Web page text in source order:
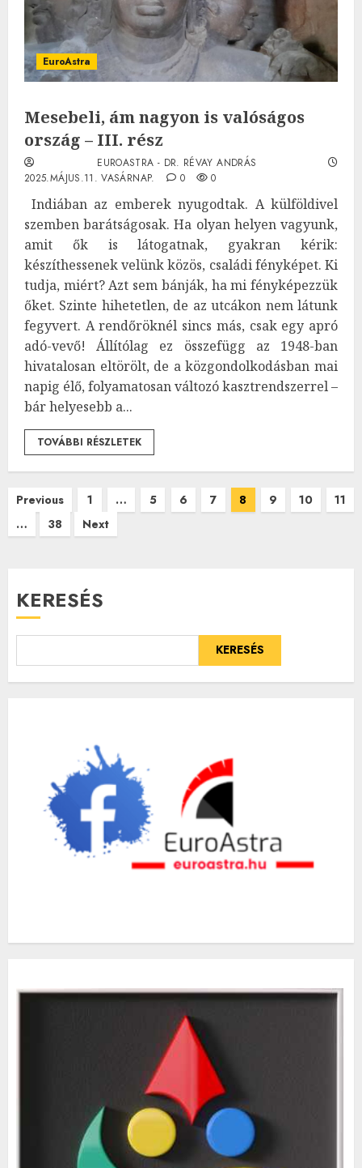
EuroAstra
Mesebeli, ám nagyon is valóságos
ország – III. rész
EUROASTRA - DR. RÉVAY ANDRÁS
2025.MÁJUS.11. VASÁRNAP.
0 0
Indiában az emberek nyugodtak. A külföldivel
szemben barátságosak. Ha olyan helyen vagyunk,
amit ők is látogatnak, gyakran kérik:
készíthessenek velünk közös, családi fényképet. Ki
tudja, miért? Azt sem bánják, ha mi fényképezzük
őket. Szinte hihetetlen, de az utcákon nem látunk
fegyvert. A rendőröknél sincs más, csak egy apró
adó-vevő! Állítólag ez összefügg az 1948-ban
hivatalosan eltörölt, de a közgondolkodásban mai
napig élő, folyamatosan változó kasztrendszerrel –
bár helyesebb a...
TOVÁBBI RÉSZLETEK
Bejegyzések
lapozása
Previous 1 … 5 6 7 8 9 10
11
…
38 Next
KERESÉS
KERESÉS